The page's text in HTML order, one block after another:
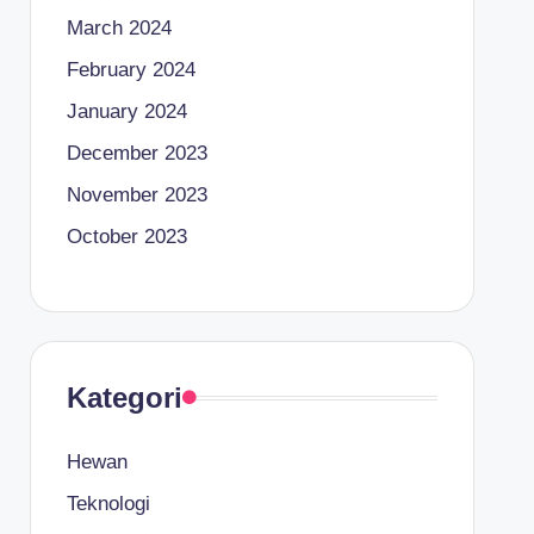
serta Pemanfaatannya
Potensi dan Manfaatnya
dan Potensinya
Bahaya, dan Cara Budidaya
secara Efektif, Metode dan Tipsnya
Makan Dry Food: Strategi Efektif dan Tips
Pemahaman, Jenis dan Protokol Etis
Dampaknya Terhadap Lingkungan
Lengkap
March 2024
February 2024
January 2024
December 2023
November 2023
October 2023
Kategori
Hewan
Teknologi